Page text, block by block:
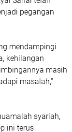
pegangan
mendampingi
kehilangan
masih
masalah,”
syariah,
ini terus